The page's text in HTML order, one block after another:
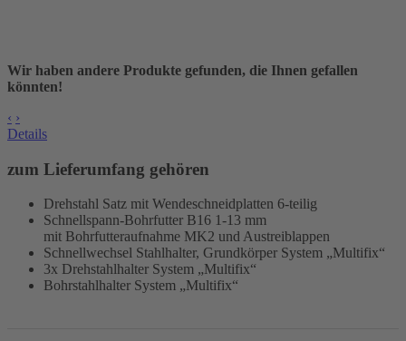
Wir haben andere Produkte gefunden, die Ihnen gefallen
könnten!
‹ ›
Details
zum Lieferumfang gehören
Drehstahl Satz mit Wendeschneidplatten 6-teilig
Schnellspann-Bohrfutter B16 1-13 mm
mit Bohrfutteraufnahme MK2 und Austreiblappen
Schnellwechsel Stahlhalter, Grundkörper System „Multifix“
3x Drehstahlhalter System „Multifix“
Bohrstahlhalter System „Multifix“